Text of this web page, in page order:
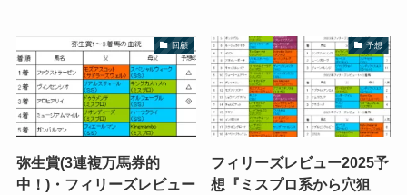
回顧
弥生賞(3連複万馬券的
中！)・フィリーズレビュー
予想
フィリーズレビュー2025予
想『ミスプロ系から穴狙